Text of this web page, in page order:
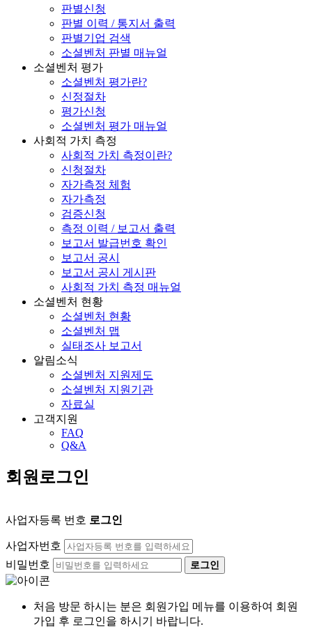
판별신청
판별 이력 / 통지서 출력
판별기업 검색
소셜벤처 판별 매뉴얼
소셜벤처 평가
소셜벤처 평가란?
신정절차
평가신청
소셜벤처 평가 매뉴얼
사회적 가치 측정
사회적 가치 측정이란?
신청절차
자가측정 체험
자가측정
검증신청
측정 이력 / 보고서 출력
보고서 발급번호 확인
보고서 공시
보고서 공시 게시판
사회적 가치 측정 매뉴얼
소셜벤처 현황
소셜벤처 현황
소셜벤처 맵
실태조사 보고서
알림소식
소셜벤처 지원제도
소셜벤처 지원기관
자료실
고객지원
FAQ
Q&A
회원로그인
사업자등록 번호 로그인
사업자번호
비밀번호
로그인
처음 방문 하시는 분은 회원가입 메뉴를 이용하여 회원
가입 후 로그인을 하시기 바랍니다.